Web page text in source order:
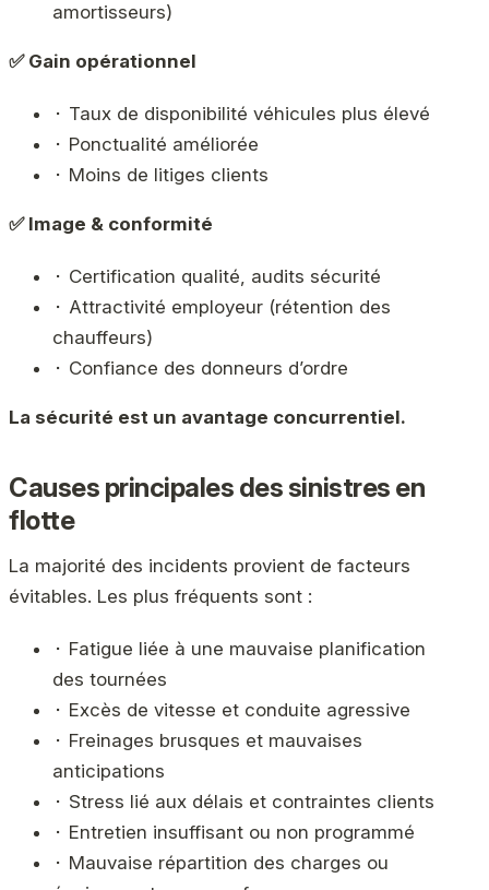
amortisseurs)
✅ Gain opérationnel
⬝ Taux de disponibilité véhicules plus élevé
⬝ Ponctualité améliorée
⬝ Moins de litiges clients
✅ Image & conformité
⬝ Certification qualité, audits sécurité
⬝ Attractivité employeur (rétention des
chauffeurs)
⬝ Confiance des donneurs d’ordre
La sécurité est un avantage concurrentiel.
Causes principales des sinistres en
flotte
La majorité des incidents provient de facteurs
évitables. Les plus fréquents sont :
⬝ Fatigue liée à une mauvaise planification
des tournées
⬝ Excès de vitesse et conduite agressive
⬝ Freinages brusques et mauvaises
anticipations
⬝ Stress lié aux délais et contraintes clients
⬝ Entretien insuffisant ou non programmé
⬝ Mauvaise répartition des charges ou